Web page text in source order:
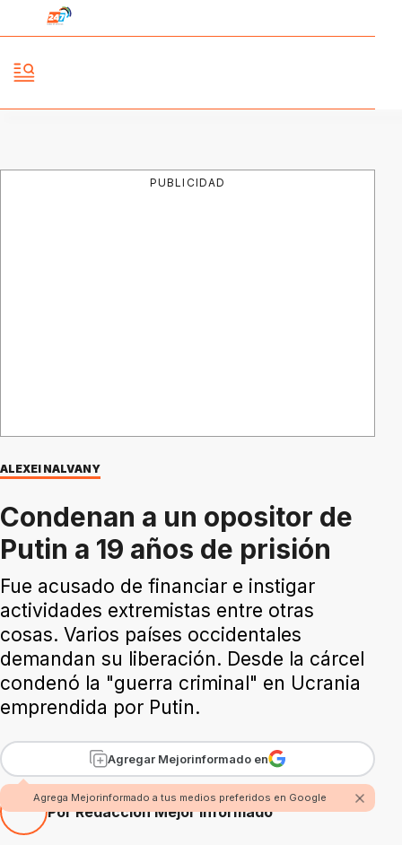
PUBLICIDAD
ALEXEI NALVANY
Condenan a un opositor de
Putin a 19 años de prisión
Fue acusado de financiar e instigar
actividades extremistas entre otras
cosas. Varios países occidentales
demandan su liberación. Desde la cárcel
condenó la "guerra criminal" en Ucrania
emprendida por Putin.
Agregar Mejorinformado en
Agrega Mejorinformado a tus medios preferidos en Google
Por Redacción Mejor Informado